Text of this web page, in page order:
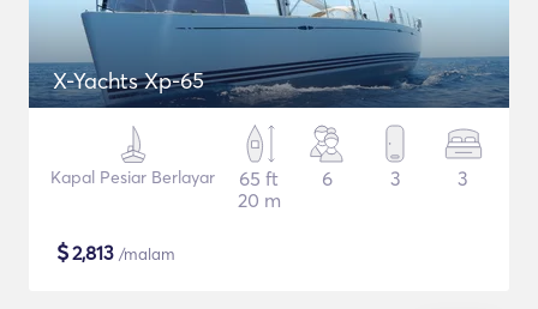
X-Yachts Xp-65
Kapal Pesiar Berlayar
65 ft
20 m
6 3 3
$2,813 /malam